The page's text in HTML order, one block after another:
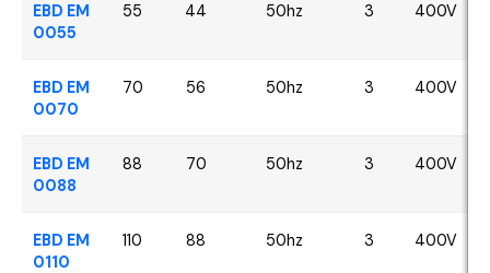
EBD EM
0055
55 44 50hz 3 400V
EBD EM
0070
70 56 50hz 3 400V
EBD EM
0088
88 70 50hz 3 400V
EBD EM
0110
110 88 50hz 3 400V